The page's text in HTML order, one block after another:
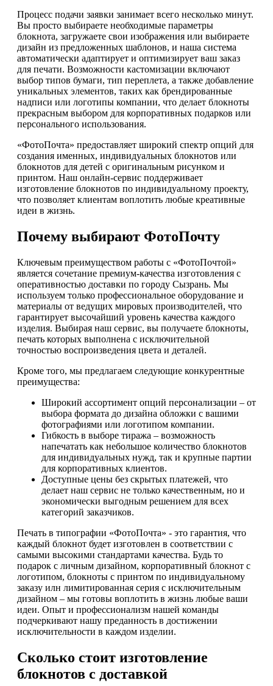
Процесс подачи заявки занимает всего несколько минут.
Вы просто выбираете необходимые параметры
блокнота, загружаете свои изображения или выбираете
дизайн из предложенных шаблонов, и наша система
автоматически адаптирует и оптимизирует ваш заказ
для печати. Возможности кастомизации включают
выбор типов бумаги, тип переплета, а также добавление
уникальных элементов, таких как брендированные
надписи или логотипы компании, что делает блокноты
прекрасным выбором для корпоративных подарков или
персонального использования.
«ФотоПочта» предоставляет широкий спектр опций для
создания именных, индивидуальных блокнотов или
блокнотов для детей с оригинальным рисунком и
принтом. Наш онлайн-сервис поддерживает
изготовление блокнотов по индивидуальному проекту,
что позволяет клиентам воплотить любые креативные
идеи в жизнь.
Почему выбирают ФотоПочту
Ключевым преимуществом работы с «ФотоПочтой»
является сочетание премиум-качества изготовления с
оперативностью доставки по городу Сызрань. Мы
используем только профессиональное оборудование и
материалы от ведущих мировых производителей, что
гарантирует высочайший уровень качества каждого
изделия. Выбирая наш сервис, вы получаете блокноты,
печать которых выполнена с исключительной
точностью воспроизведения цвета и деталей.
Кроме того, мы предлагаем следующие конкурентные
преимущества:
Широкий ассортимент опций персонализации – от
выбора формата до дизайна обложки с вашими
фотографиями или логотипом компании.
Гибкость в выборе тиража – возможность
напечатать как небольшое количество блокнотов
для индивидуальных нужд, так и крупные партии
для корпоративных клиентов.
Доступные цены без скрытых платежей, что
делает наш сервис не только качественным, но и
экономически выгодным решением для всех
категорий заказчиков.
Печать в типографии «ФотоПочта» - это гарантия, что
каждый блокнот будет изготовлен в соответствии с
самыми высокими стандартами качества. Будь то
подарок с личным дизайном, корпоративный блокнот с
логотипом, блокноты с принтом по индивидуальному
заказу илн лимитированная серия с исключительным
дизайном – мы готовы воплотить в жизнь любые ваши
идеи. Опыт и профессионализм нашей команды
подчеркивают нашу преданность в достижении
исключительности в каждом изделии.
Сколько стоит изготовление
блокнотов с доставкой